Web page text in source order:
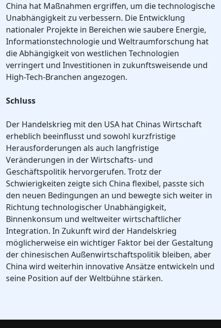
China hat Maßnahmen ergriffen, um die technologische
Unabhängigkeit zu verbessern. Die Entwicklung
nationaler Projekte in Bereichen wie saubere Energie,
Informationstechnologie und Weltraumforschung hat
die Abhängigkeit von westlichen Technologien
verringert und Investitionen in zukunftsweisende und
High-Tech-Branchen angezogen.
Schluss
Der Handelskrieg mit den USA hat Chinas Wirtschaft
erheblich beeinflusst und sowohl kurzfristige
Herausforderungen als auch langfristige
Veränderungen in der Wirtschafts- und
Geschäftspolitik hervorgerufen. Trotz der
Schwierigkeiten zeigte sich China flexibel, passte sich
den neuen Bedingungen an und bewegte sich weiter in
Richtung technologischer Unabhängigkeit,
Binnenkonsum und weltweiter wirtschaftlicher
Integration. In Zukunft wird der Handelskrieg
möglicherweise ein wichtiger Faktor bei der Gestaltung
der chinesischen Außenwirtschaftspolitik bleiben, aber
China wird weiterhin innovative Ansätze entwickeln und
seine Position auf der Weltbühne stärken.